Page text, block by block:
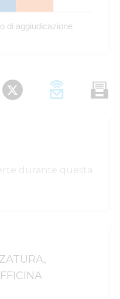
di aggiudicazione
durante questa